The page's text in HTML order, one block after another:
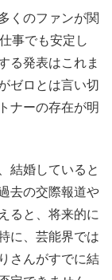
くのファンが関
事でも安定し
る発表はこれま
ゼロとは言い切
ナーの存在が明
結婚していると
去の交際報道や
ると、将来的に
に、芸能界では
さんがすでに結